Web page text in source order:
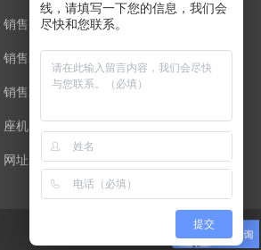
销售1部：13906481600
销售2部：18561550730
销售3部：15215316721
座机：0532-89089919
网址：http://www.qdlwkj.com/
线，请填写一下您的信息，我们会
尽快和您联系。
提交